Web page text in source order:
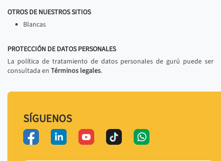
OTROS DE NUESTROS SITIOS
Blancas
PROTECCIÓN DE DATOS PERSONALES
La política de tratamiento de datos personales de gurú puede ser
consultada en Términos legales.
SÍGUENOS